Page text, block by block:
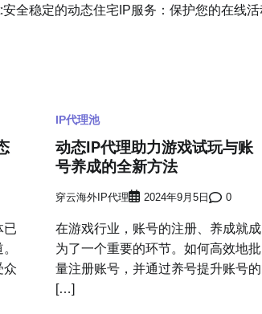
安全稳定的动态住宅IP服务：保护您的在线活
已
众
IP代理池
动态IP代理助力游戏试玩与账
号养成的全新方法
穿云海外IP代理 2024年9月5日 0
在游戏行业，账号的注册、养成就成
为了一个重要的环节。如何高效地批
量注册账号，并通过养号提升账号的
[…]